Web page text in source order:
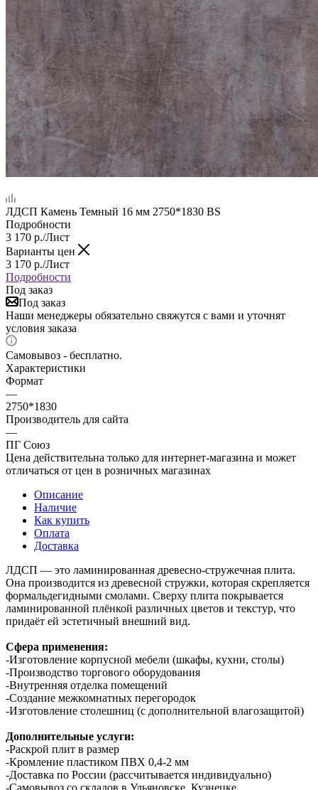
ЛДСП Камень Темный 16 мм 2750*1830 BS
Подробности
3 170 р./Лист
Варианты цен
3 170 р./Лист
Подробности
Под заказ
Под заказ
Наши менеджеры обязательно свяжутся с вами и уточнят
условия заказа
Самовывоз - бесплатно.
Характеристики
Формат
—
2750*1830
Производитель для сайта
—
ПГ Союз
Цена действительна только для интернет-магазина и может
отличаться от цен в розничных магазинах
Описание
Наличие
Как купить
Оплата
Доставка
ЛДСП — это ламинированная древесно-стружечная плита.
Она производится из древесной стружки, которая скрепляется
формальдегидными смолами. Сверху плита покрывается
ламинированной плёнкой различных цветов и текстур, что
придаёт ей эстетичный внешний вид.
Сфера применения:
-Изготовление корпусной мебели (шкафы, кухни, столы)
-Производство торгового оборудования
-Внутренняя отделка помещений
-Создание межкомнатных перегородок
-Изготовление столешниц (с дополнительной влагозащитой)
Дополнительные услуги:
-Раскрой плит в размер
-Кромление пластиком ПВХ 0,4-2 мм
-Доставка по России (рассчитывается индивидуально)
-Самовывоз со складов в Ульяновске, Кузнецке,